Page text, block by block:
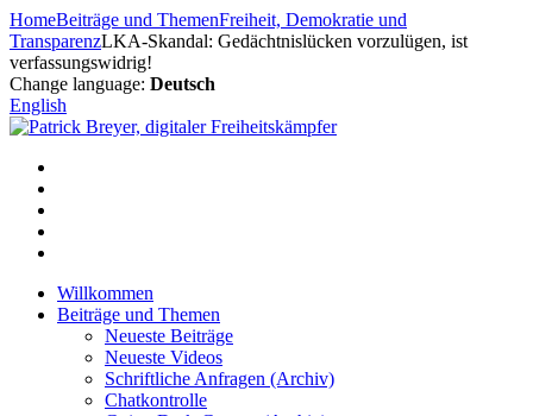
Zum
Inhalt
springen
HomeBeiträge und ThemenFreiheit, Demokratie und
TransparenzLKA-Skandal: Gedächtnislücken vorzulügen, ist
verfassungswidrig!
Change language: Deutsch
English
Willkommen
Beiträge und Themen
Neueste Beiträge
Neueste Videos
Schriftliche Anfragen (Archiv)
Chatkontrolle